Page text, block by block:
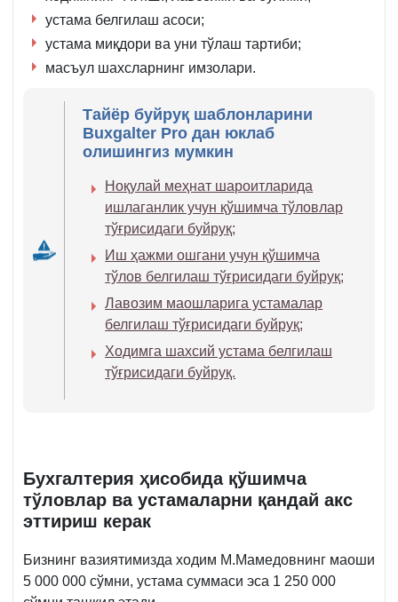
устама белгилаш асоси;
устама миқдори ва уни тўлаш тартиби;
масъул шахсларнинг имзолари.
Тайёр буйруқ шаблонларини
Buxgalter Pro дан юклаб
олишингиз мумкин
Ноқулай меҳнат шароитларида
ишлаганлик учун қўшимча тўловлар
тўғрисидаги буйруқ;
Иш ҳажми ошгани учун қўшимча
тўлов белгилаш тўғрисидаги буйруқ;
Лавозим маошларига устамалар
белгилаш тўғрисидаги буйруқ;
Ходимга шахсий устама белгилаш
тўғрисидаги буйруқ.
Бухгалтерия ҳисобида қўшимча
тўловлар ва устамаларни қандай акс
эттириш керак
Бизнинг вазиятимизда ходим М.Мамедовнинг маоши
5 000 000 сўмни, устама суммаси эса 1 250 000